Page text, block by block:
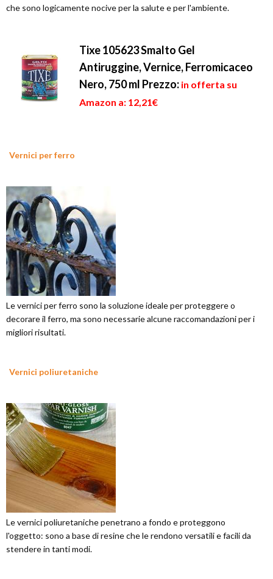
che sono logicamente nocive per la salute e per l'ambiente.
Tixe 105623 Smalto Gel
Antiruggine, Vernice, Ferromicaceo
Nero, 750 ml Prezzo: in offerta su
Amazon a: 12,21€
Vernici per ferro
Le vernici per ferro sono la soluzione ideale per proteggere o
decorare il ferro, ma sono necessarie alcune raccomandazioni per i
migliori risultati.
Vernici poliuretaniche
Le vernici poliuretaniche penetrano a fondo e proteggono
l'oggetto: sono a base di resine che le rendono versatili e facili da
stendere in tanti modi.